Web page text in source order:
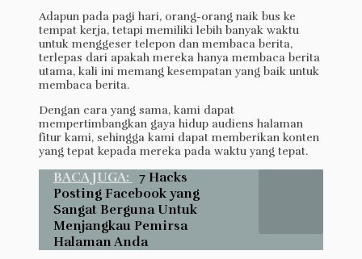
Adapun pada pagi hari, orang-orang naik bus ke
tempat kerja, tetapi memiliki lebih banyak waktu
untuk menggeser telepon dan membaca berita,
terlepas dari apakah mereka hanya membaca berita
utama, kali ini memang kesempatan yang baik untuk
membaca berita.
Dengan cara yang sama, kami dapat
mempertimbangkan gaya hidup audiens halaman
fitur kami, sehingga kami dapat memberikan konten
yang tepat kepada mereka pada waktu yang tepat.
BACA JUGA:
7 Hacks
Posting Facebook yang
Sangat Berguna Untuk
Menjangkau Pemirsa
Halaman Anda